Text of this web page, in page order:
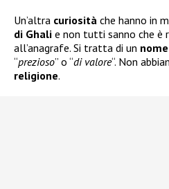
Un’altra curiosità che hanno in
di Ghali e non tutti sanno che è
all’anagrafe. Si tratta di un
“prezioso” o “di valore“. Non
religione.